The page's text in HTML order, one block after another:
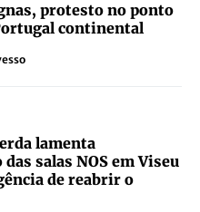
protesto no ponto
continental
lamenta
salas NOS em Viseu
de reabrir o